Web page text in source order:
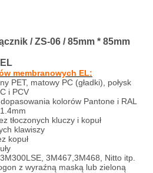
/ ZS-06 / 85mm * 85mm
membranowych EL:
PET, matowy PC (gładki), połysk
i PCV
kolorów Pantone i RAL
tłoczonych kluczy i kopuł
klawiszy
kopuł
3M467,3M468, Nitto itp.
z wyraźną maską lub zieloną